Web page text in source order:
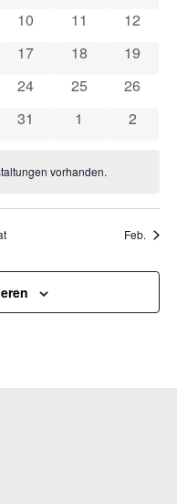
0 Veranstaltungen
10 0
11 0
12
0 Veranstaltungen
17 0
18 0
19
0 Veranstaltungen
24 0
25 0
26
0 Veranstaltungen
31 0
1 0
2
vorhanden.
Feb.